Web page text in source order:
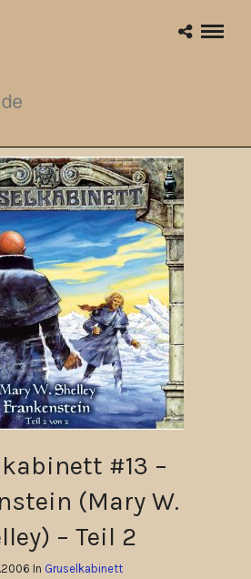
#13 –
(Mary W.
– Teil 2
In Gruselkabinett